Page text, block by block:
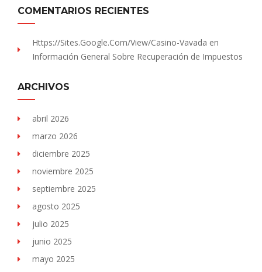
COMENTARIOS RECIENTES
Https://sites.Google.com/view/Casino-Vavada en
Información General Sobre Recuperación de Impuestos
ARCHIVOS
abril 2026
marzo 2026
diciembre 2025
noviembre 2025
septiembre 2025
agosto 2025
julio 2025
junio 2025
mayo 2025